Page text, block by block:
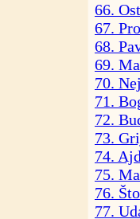
66.
67.
68.
69.
70.
71.
72.
73.
74.
75.
76.
77.